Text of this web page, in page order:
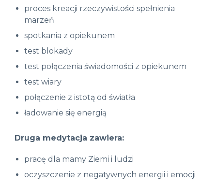
proces kreacji rzeczywistości spełnienia
marzeń
spotkania z opiekunem
test blokady
test połączenia świadomości z opiekunem
test wiary
połączenie z istotą od światła
ładowanie się energią
Druga medytacja zawiera:
pracę dla mamy Ziemi i ludzi
oczyszczenie z negatywnych energii i emocji